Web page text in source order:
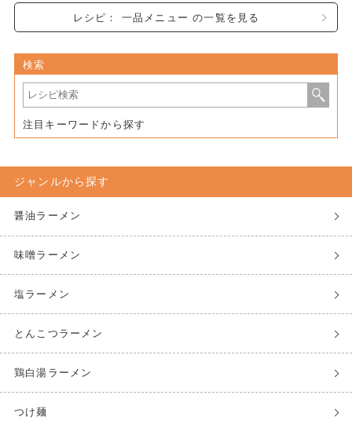
レシピ： 一品メニュー の一覧を見る
検索
注目キーワードから探す
ジャンルから探す
醤油ラーメン
味噌ラーメン
塩ラーメン
とんこつラーメン
鶏白湯ラーメン
つけ麺